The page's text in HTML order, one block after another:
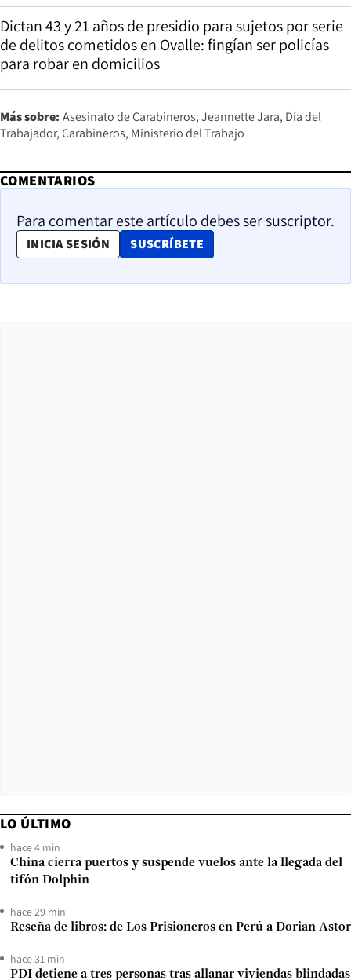
Dictan 43 y 21 años de presidio para sujetos por serie
de delitos cometidos en Ovalle: fingían ser policías
para robar en domicilios
Más sobre: Asesinato de Carabineros Jeannette Jara Día del
Trabajador Carabineros Ministerio del Trabajo
COMENTARIOS
Para comentar este artículo debes ser suscriptor.
INICIA SESIÓN SUSCRÍBETE
OPENS IN NEW WINDOW
LO ÚLTIMO
hace 4 min
China cierra puertos y suspende vuelos ante la llegada del
tifón Dolphin
hace 29 min
Reseña de libros: de Los Prisioneros en Perú a Dorian Astor
hace 31 min
PDI detiene a tres personas tras allanar viviendas blindadas